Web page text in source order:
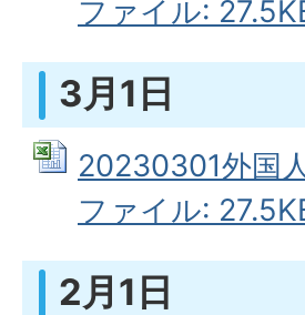
ファイル:
3月1日
20230301外国
ファイル:
2月1日